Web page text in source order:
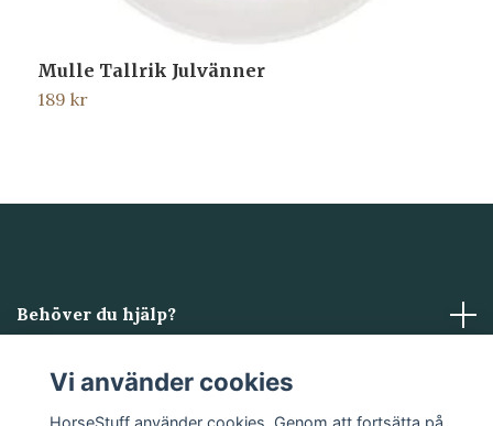
Mulle Tallrik Julvänner
189 kr
Behöver du hjälp?
Läs mer
Vi använder cookies
HorseStuff använder cookies. Genom att fortsätta på